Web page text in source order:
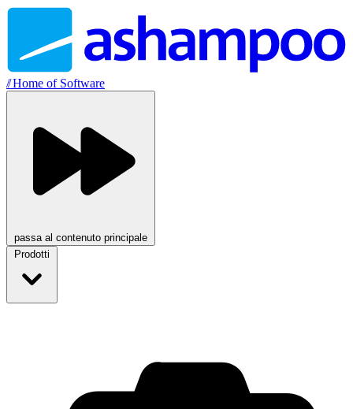
//Home of Software
passa al contenuto principale
Prodotti